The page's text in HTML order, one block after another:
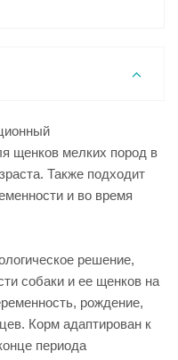
щенков мелких пород в
Также подходит
и во время
решение,
собаки и ее щенков на
рождение,
Корм адаптирован к
периода